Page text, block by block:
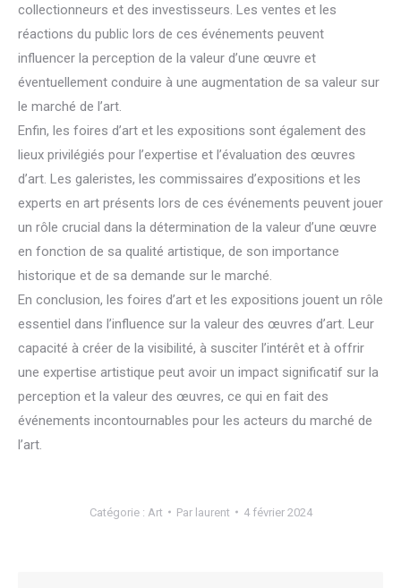
collectionneurs et des investisseurs. Les ventes et les
réactions du public lors de ces événements peuvent
influencer la perception de la valeur d’une œuvre et
éventuellement conduire à une augmentation de sa valeur sur
le marché de l’art.
Enfin, les foires d’art et les expositions sont également des
lieux privilégiés pour l’expertise et l’évaluation des œuvres
d’art. Les galeristes, les commissaires d’expositions et les
experts en art présents lors de ces événements peuvent jouer
un rôle crucial dans la détermination de la valeur d’une œuvre
en fonction de sa qualité artistique, de son importance
historique et de sa demande sur le marché.
En conclusion, les foires d’art et les expositions jouent un rôle
essentiel dans l’influence sur la valeur des œuvres d’art. Leur
capacité à créer de la visibilité, à susciter l’intérêt et à offrir
une expertise artistique peut avoir un impact significatif sur la
perception et la valeur des œuvres, ce qui en fait des
événements incontournables pour les acteurs du marché de
l’art.
Catégorie : Art Par laurent 4 février 2024